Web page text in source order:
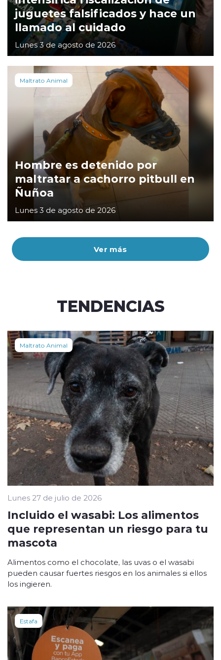
Ver más
juguetes falsificados y hace un
llamado al cuidado
Lunes 3 de agosto de 2026
Maltrato Animal
Hombre es detenido por
maltratar a cachorro pitbull en
Ñuñoa
Lunes 3 de agosto de 2026
TENDENCIAS
Maltrato Animal
Lunes 27 de julio de 2026
Incluido el wasabi: Los alimentos
que representan un riesgo para tu
mascota
Alimentos como el chocolate, las uvas o el wasabi
pueden causar fuertes riesgos en los animales si ellos
los ingieren.
Estafa